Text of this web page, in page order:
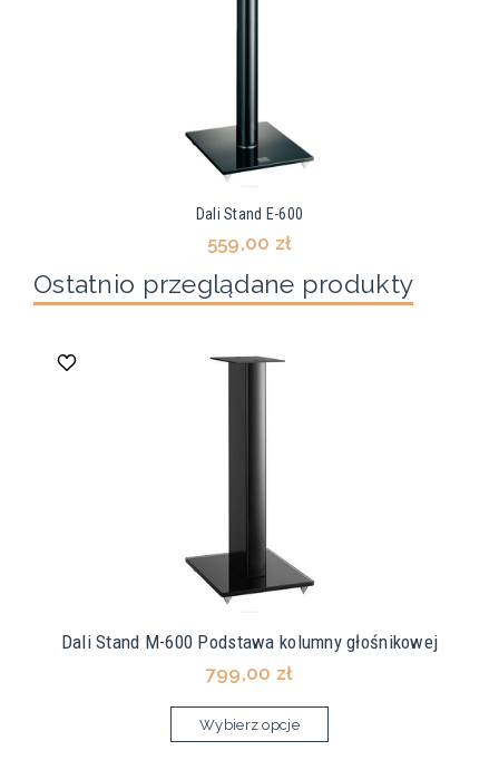
Dali Stand E-600
559,00 zł
Ostatnio przeglądane produkty
Dali Stand M-600 Podstawa kolumny głośnikowej
799,00 zł
Wybierz opcje